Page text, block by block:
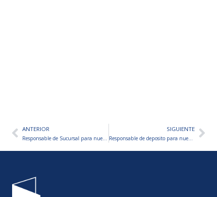
AntANTERIOR SIGUIENTE
Responsable de deposito para nueva cadena de supermercado-San Luis